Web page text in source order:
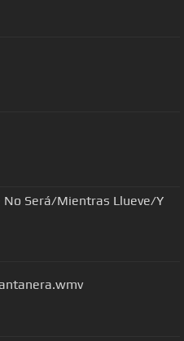
No Será/Mientras Llueve/Y